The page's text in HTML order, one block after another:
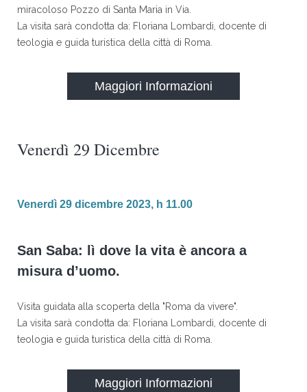
miracoloso Pozzo di Santa Maria in Via.
La visita sarà condotta da: Floriana Lombardi, docente di
teologia e guida turistica della città di Roma.
Maggiori Informazioni
Venerdì 29 Dicembre
Venerdì 29 dicembre 2023, h 11.00
San Saba: lì dove la vita è ancora a
misura d’uomo.
Visita guidata alla scoperta della "Roma da vivere".
La visita sarà condotta da: Floriana Lombardi, docente di
teologia e guida turistica della città di Roma.
Maggiori Informazioni